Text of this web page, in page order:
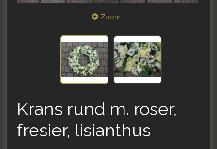
Zoom
Krans rund m. roser,
fresier, lisianthus